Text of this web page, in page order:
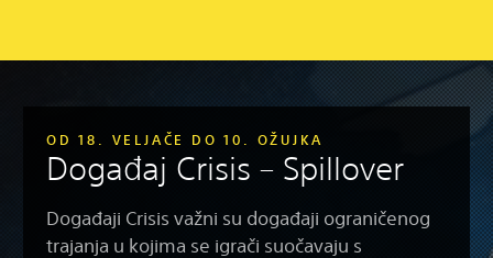
OD 18. VELJAČE DO 10. OŽUJKA
Događaj Crisis – Spillover
Događaji Crisis važni su događaji ograničenog
trajanja u kojima se igrači suočavaju s